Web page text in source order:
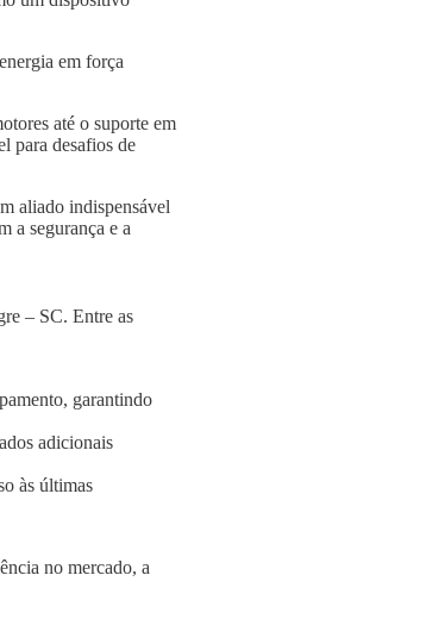
em força
até o suporte em
para desafios de
aliado indispensável
a segurança e a
– SC. Entre as
garantindo
adicionais
às últimas
no mercado, a